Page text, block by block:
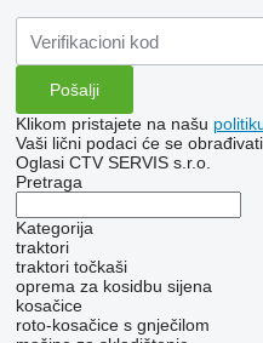
Klikom pristajete na našu
Vaši lični podaci će se
Oglasi CTV SERVIS s.r.o.
Pretraga
Kategorija
traktori
traktori točkaši
oprema za kosidbu sijena
kosačice
roto-kosačice s gnječilom